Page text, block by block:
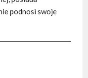
podnosi swoje